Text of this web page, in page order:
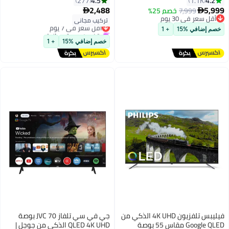
جوجل TV
5,999
7,999خصم 25%
أقل سعر في 30 يوم
أقل سعر في 30 يوم
خصم إضافي %15 + 1 صوتي، ماستر الألعاب، (طراز 2025)
2,488
تركيب مجاني
أقل سعر في 7 يوم
يتضمن هدية مجانية
أقل سعر في 7 يوم
خصم إضافي %15 + 1
فيليبس تلفزيون 4K UHD الذكي من
Google QLED مقاس 55 بوصة
جي في سي تلفاز JVC 70 بوصة
QLED 4K UHD الذكي من جوجل |